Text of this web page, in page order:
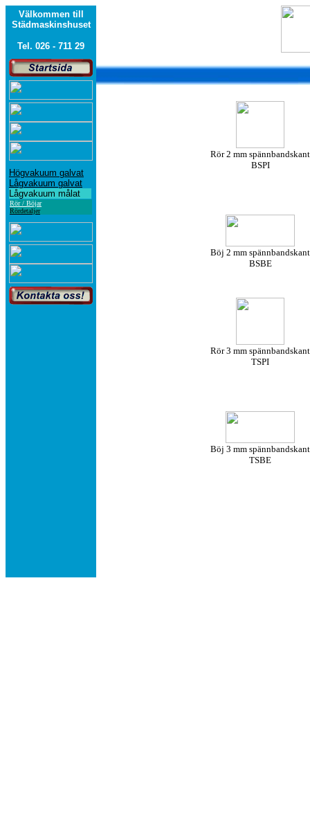
Välkommen till
Städmaskinshuset
Tel. 026 - 711 29
Högvakuum galvat
Lågvakuum galvat
Lågvakuum målat
Rör / Böjar
Rördetaljer
Rör 2 mm spännbandskant
BSPI
Böj 2 mm spännbandskant
BSBE
Rör 3 mm spännbandskant
TSPI
Böj 3 mm spännbandskant
TSBE